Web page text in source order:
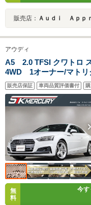
販売店： Ａｕｄｉ Ａｐｐ
アウディ
A5 2.0 TFSI クワトロ
4WD 1オーナー/マトリ
クピッド/ハーフレザー/
ジ/Bluetooth/純正18AW/
ドルシフト/シートヒータ
販売店保証 車両品質評価書付
無
料
今す